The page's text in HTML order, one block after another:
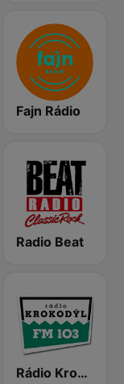
Fajn Rádio
Radio Beat
Rádio Krokodýl FM